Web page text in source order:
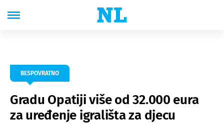
BESPOVRATNO
Gradu Opatiji više od 32.000 eura
za uređenje igrališta za djecu